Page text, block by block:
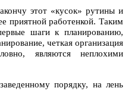
этот «кусок» рутины и
приятной работенкой. Таким
шаги к планированию,
четкая организация
являются неплохими
порядку, на лень